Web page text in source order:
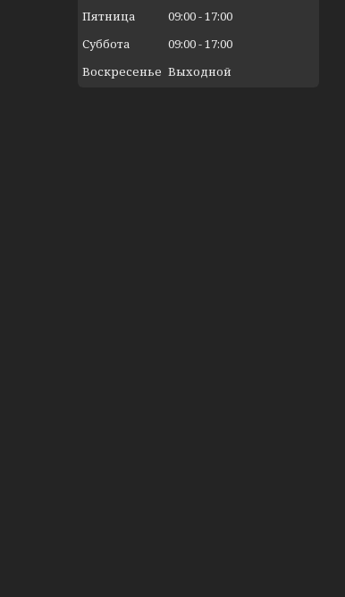
Пятница
09:00 17:00
Суббота
09:00 17:00
Воскресенье Выходной